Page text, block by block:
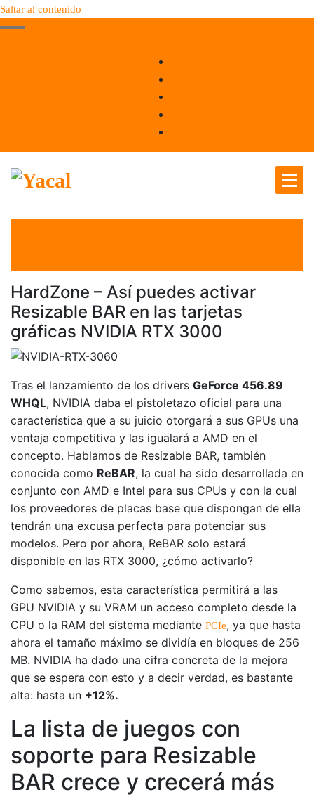
Saltar al contenido
HardZone – Así puedes activar
Resizable BAR en las tarjetas
gráficas NVIDIA RTX 3000
Tras el lanzamiento de los drivers GeForce 456.89
WHQL, NVIDIA daba el pistoletazo oficial para una
característica que a su juicio otorgará a sus GPUs una
ventaja competitiva y las igualará a AMD en el
concepto. Hablamos de Resizable BAR, también
conocida como ReBAR, la cual ha sido desarrollada en
conjunto con AMD e Intel para sus CPUs y con la cual
los proveedores de placas base que dispongan de ella
tendrán una excusa perfecta para potenciar sus
modelos. Pero por ahora, ReBAR solo estará
disponible en las RTX 3000, ¿cómo activarlo?
Como sabemos, esta característica permitirá a las
GPU NVIDIA y su VRAM un acceso completo desde la
CPU o la RAM del sistema mediante PCIe, ya que hasta
ahora el tamaño máximo se dividía en bloques de 256
MB. NVIDIA ha dado una cifra concreta de la mejora
que se espera con esto y a decir verdad, es bastante
alta: hasta un +12%.
La lista de juegos con
soporte para Resizable
BAR crece y crecerá más